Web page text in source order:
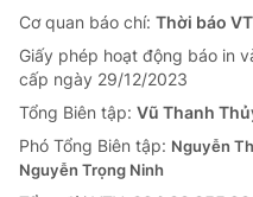
Cơ quan báo chí: Thời báo
Giấy phép hoạt động báo in
cấp ngày 29/12/2023
Tổng Biên tập: Vũ Thanh
Phó Tổng Biên tập: Nguyễn
Nguyễn Trọng Ninh